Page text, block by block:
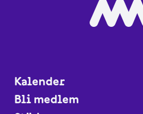
Kalender
Bli medlem